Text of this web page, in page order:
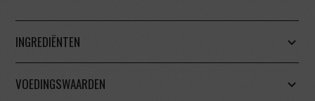
INGREDIËNTEN
VOEDINGSWAARDEN